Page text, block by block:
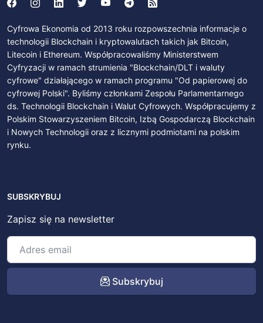
Cyfrowa Ekonomia od 2013 roku rozpowszechnia informacje o
technologii Blockchain i kryptowalutach takich jak Bitcoin,
Litecoin i Ethereum. Współpracowaliśmy Ministerstwem
Cyfryzacji w ramach strumienia "Blockchain/DLT i waluty
cyfrowe" działającego w ramach programu "Od papierowej do
cyfrowej Polski". Byliśmy członkami Zespołu Parlamentarnego
ds. Technologii Blockchain i Walut Cyfrowych. Współpracujemy z
Polskim Stowarzyszeniem Bitcoin, Izbą Gospodarczą Blockchain
i Nowych Technologii oraz z licznymi podmiotami na polskim
rynku.
SUBSKRYBUJ
Zapisz się na newsletter
Subskrybuj